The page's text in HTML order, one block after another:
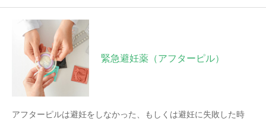
緊急避妊薬（アフターピル）
アフターピルは避妊をしなかった、もしくは避妊に失敗した時